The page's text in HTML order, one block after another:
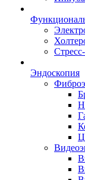
Эндоскопия